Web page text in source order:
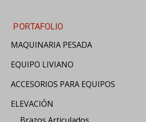
PORTAFOLIO
MAQUINARIA PESADA
EQUIPO LIVIANO
ACCESORIOS PARA EQUIPOS
ELEVACIÓN
Brazos Articulados